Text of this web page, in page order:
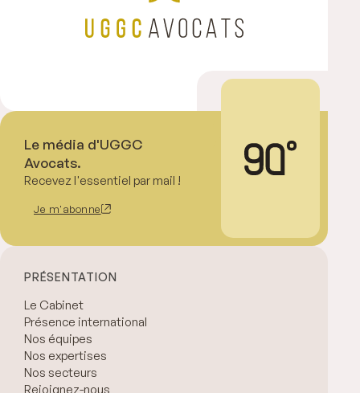
Le média d'UGGC
Avocats.
Recevez l'essentiel par mail !
Je m'abonne
PRÉSENTATION
Le Cabinet
Présence international
Nos équipes
Nos expertises
Nos secteurs
Rejoignez-nous